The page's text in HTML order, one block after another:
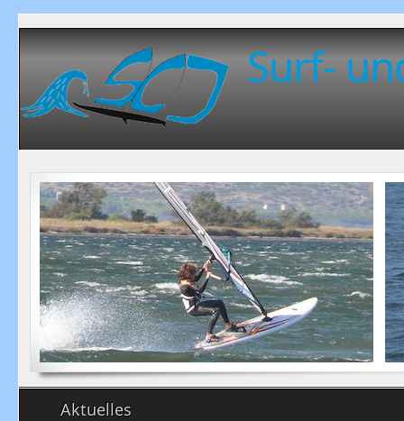
Surf-
Aktuelles